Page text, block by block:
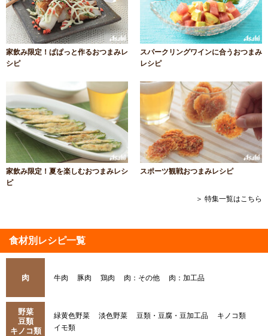
家飲み限定！ぱぱっと作るおつまみレ
シピ
スパークリングワインに合うおつまみ
レシピ
家飲み限定！夏を楽しむおつまみレシ
ピ
スポーツ観戦おつまみレシピ
＞ 特集一覧はこちら
食材別レシピ一覧
肉 牛肉 豚肉 鶏肉 肉：その他 肉：加工品
野菜
豆類
キノコ類
緑黄色野菜 淡色野菜 豆類・豆腐・豆加工品
キノコ類
イモ類